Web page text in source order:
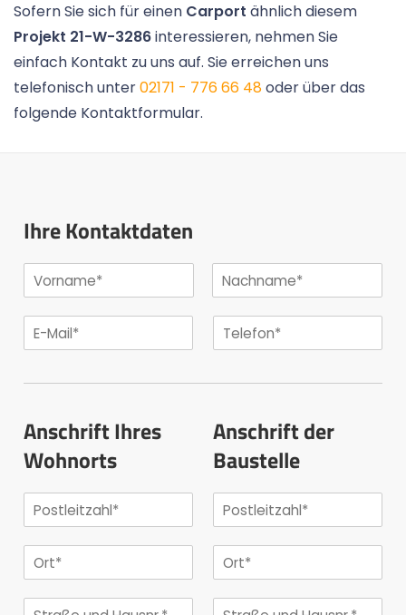
Sofern Sie sich für einen Carport ähnlich diesem
Projekt 21-W-3286interessieren, nehmen Sie
einfach Kontakt zu uns auf. Sie erreichen uns
telefonisch unter02171 - 776 66 48oder über das
folgende Kontaktformular.
Ihre Kontaktdaten
Anschrift Ihres
Wohnorts
Anschrift der
Baustelle